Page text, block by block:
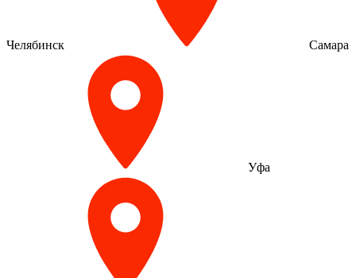
Челябинск Самара
Уфа